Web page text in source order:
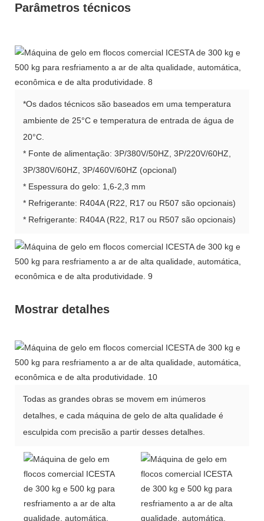
Parâmetros técnicos
*Os dados técnicos são baseados em uma temperatura
ambiente de 25°C e temperatura de entrada de água de
20°C.
* Fonte de alimentação: 3P/380V/50HZ, 3P/220V/60HZ,
3P/380V/60HZ, 3P/460V/60HZ (opcional)
* Espessura do gelo: 1,6-2,3 mm
* Refrigerante: R404A (R22, R17 ou R507 são opcionais)
* Refrigerante: R404A (R22, R17 ou R507 são opcionais)
Mostrar detalhes
Todas as grandes obras se movem em inúmeros
detalhes, e cada máquina de gelo de alta qualidade é
esculpida com precisão a partir desses detalhes.